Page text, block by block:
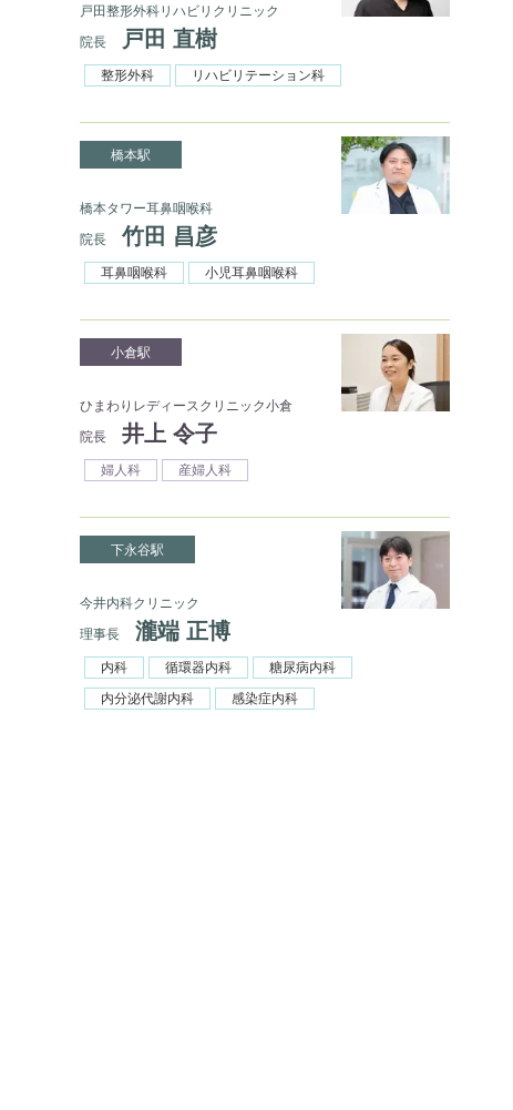
戸田整形外科リハビリクリニック
院長
戸田 直樹
整形外科 リハビリテーション科
橋本駅
橋本タワー耳鼻咽喉科
院長
竹田 昌彦
耳鼻咽喉科 小児耳鼻咽喉科
小倉駅
ひまわりレディースクリニック小倉
院長
井上 令子
婦人科 産婦人科
下永谷駅
今井内科クリニック
理事長
瀧端 正博
内科 循環器内科
糖尿病内科
内分泌代謝内科
感染症内科